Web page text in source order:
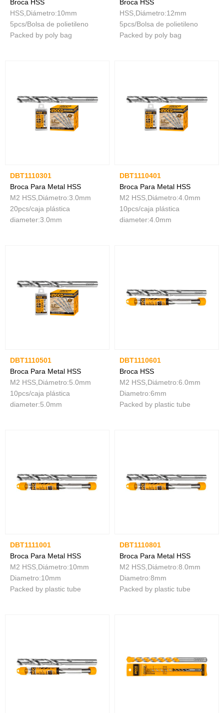
Broca HSS
HSS,Diámetro:10mm
5pcs/Bolsa de polietileno
Packed by poly bag
Broca HSS
HSS,Diámetro:12mm
5pcs/Bolsa de polietileno
Packed by poly bag
DBT1110301
Broca Para Metal HSS
M2 HSS,Diámetro:3.0mm
20pcs/caja plástica
diameter:3.0mm
DBT1110401
Broca Para Metal HSS
M2 HSS,Diámetro:4.0mm
10pcs/caja plástica
diameter:4.0mm
DBT1110501
Broca Para Metal HSS
M2 HSS,Diámetro:5.0mm
10pcs/caja plástica
diameter:5.0mm
DBT1110601
Broca HSS
M2 HSS,Diámetro:6.0mm
Diametro:6mm
Packed by plastic tube
DBT1111001
Broca Para Metal HSS
M2 HSS,Diámetro:10mm
Diametro:10mm
Packed by plastic tube
DBT1110801
Broca Para Metal HSS
M2 HSS,Diámetro:8.0mm
Diametro:8mm
Packed by plastic tube